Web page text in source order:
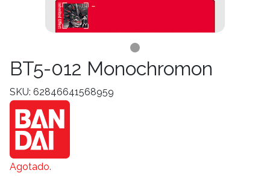
BT5-012 Monochromon
SKU: 62846641568959
Agotado.